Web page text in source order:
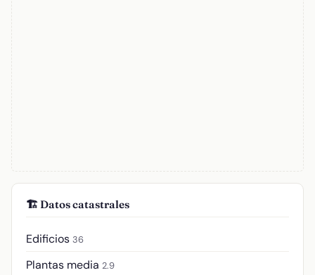
🏗️ Datos catastrales
Edificios 36
Plantas media 2.9